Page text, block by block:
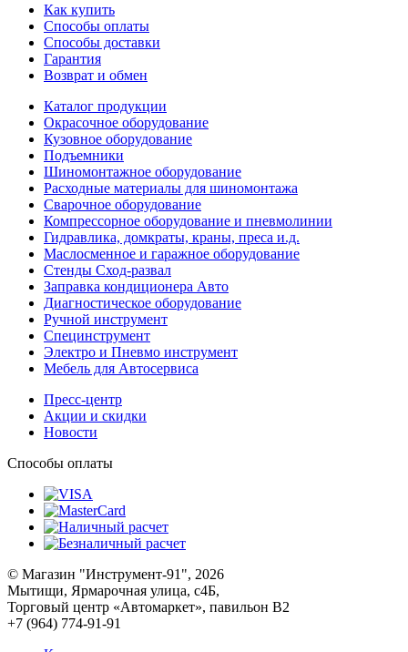
Как купить
Способы оплаты
Способы доставки
Гарантия
Возврат и обмен
Каталог продукции
Окрасочное оборудование
Кузовное оборудование
Подъемники
Шиномонтажное оборудование
Расходные материалы для шиномонтажа
Сварочное оборудование
Компрессорное оборудование и пневмолинии
Гидравлика, домкраты, краны, преса и.д.
Маслосменное и гаражное оборудование
Стенды Сход-развал
Заправка кондиционера Авто
Диагностическое оборудование
Ручной инструмент
Специнструмент
Электро и Пневмо инструмент
Мебель для Автосервиса
Пресс-центр
Акции и скидки
Новости
Способы оплаты
© Магазин "Инструмент-91", 2026
Мытищи, Ярмарочная улица, с4Б,
Торговый центр «Автомаркет», павильон В2
+7 (964) 774-91-91